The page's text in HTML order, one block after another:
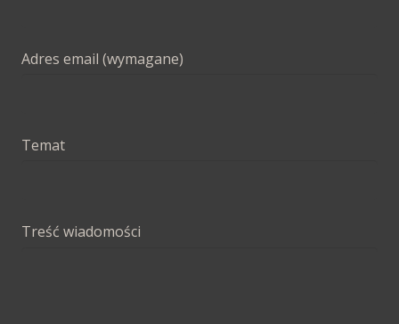
Adres email (wymagane)
Temat
Treść wiadomości